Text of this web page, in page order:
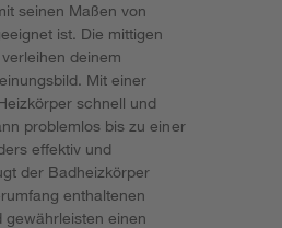
seinen Maßen von
ist. Die mittigen
deinem
Mit einer
schnell und
problemlos bis zu einer
effektiv und
der Badheizkörper
enthaltenen
gewährleisten einen